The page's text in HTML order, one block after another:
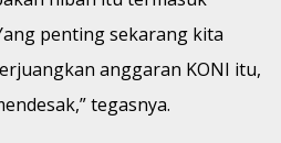
penting sekarang kita
anggaran KONI itu,
tegasnya.